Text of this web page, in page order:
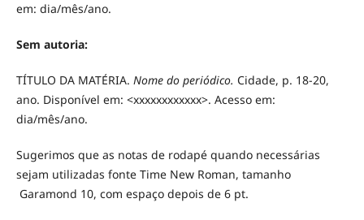
em: dia/mês/ano.
Sem autoria:
TÍTULO DA MATÉRIA. Nome do periódico. Cidade, p. 18-20,
ano. Disponível em: <xxxxxxxxxxxx>. Acesso em:
dia/mês/ano.
Sugerimos que as notas de rodapé quando necessárias
sejam utilizadas fonte Time New Roman, tamanho
Garamond 10, com espaço depois de 6 pt.